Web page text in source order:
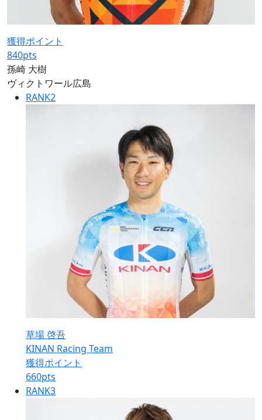
獲得ポイント
840pts
孫崎 大樹
ヴィクトワール広島
RANK2
草場 啓吾
KINAN Racing Team
獲得ポイント
660pts
RANK3